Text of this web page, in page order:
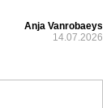
Anja Vanrobaeys
14.07.2026